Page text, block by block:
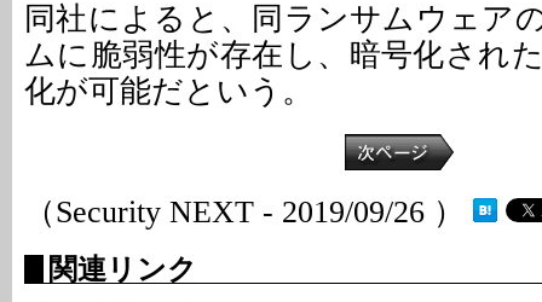
同社によると、同ランサムウェア
ムに脆弱性が存在し、暗号化され
化が可能だという。
（Security NEXT - 2019/09/26 ）
関連リンク